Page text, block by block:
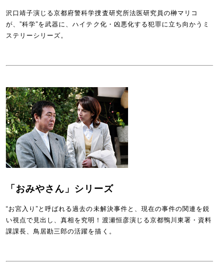
沢口靖子演じる京都府警科学捜査研究所法医研究員の榊マリコ
が、”科学”を武器に、ハイテク化・凶悪化する犯罪に立ち向かうミ
ステリーシリーズ。
「おみやさん」シリーズ
“お宮入り”と呼ばれる過去の未解決事件と、現在の事件の関連を鋭
い視点で見出し、真相を究明！渡瀬恒彦演じる京都鴨川東署・資料
課課長、鳥居勘三郎の活躍を描く。